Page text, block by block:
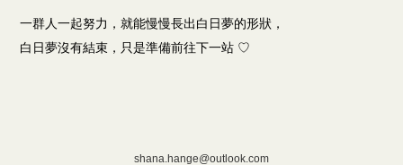
一群人一起努力，就能慢慢長出白日夢的形狀，
白日夢沒有結束，只是準備前往下一站 ♡
shana.hange@outlook.com